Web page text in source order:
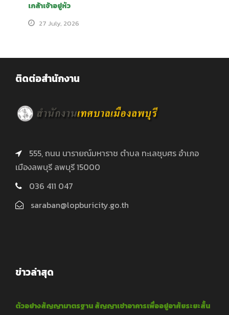
เกล้าเจ้าอยู่หัว
27 July, 2026
ติดต่อสำนักงาน
555, ถนน นารายณ์มหาราช ตำบล ทะเลชุบศร อำเภอ
เมืองลพบุรี ลพบุรี 15000
036 411 047
saraban@lopburicity.go.th
ข่าวล่าสุด
ตัวอย่างสัญญามาตรฐาน สัญญาเช่าอาคารเพื่ออยู่อาศัยระยะสั้น